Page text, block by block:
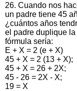
26. Cuando nos
un padre tiene 45
¿cuántos años
el padre duplique
fórmula sería:
E + X = 2 (e + X)
45 + X = 2 (13 + X);
45 + X = 26 + 2X;
45 - 26 = 2X - X;
19 = X